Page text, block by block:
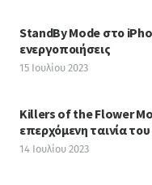
StandBy Mode στο
ενεργοποιήσεις
15 Ιουλίου 2023
Killers of the Flower
επερχόμενη ταινία
14 Ιουλίου 2023